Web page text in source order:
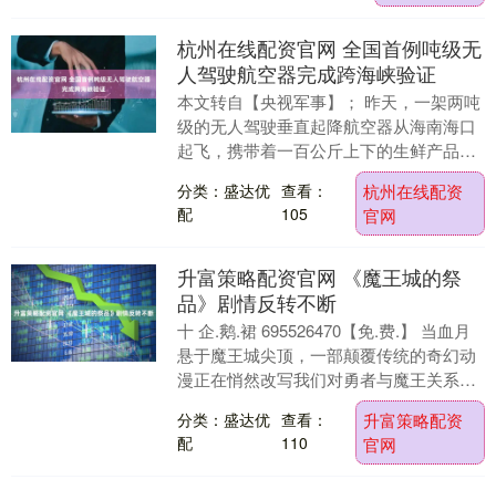
杭州在线配资官网 全国首例吨级无
人驾驶航空器完成跨海峡验证
本文转自【央视军事】； 昨天，一架两吨
级的无人驾驶垂直起降航空器从海南海口
起飞，携带着一百公斤上下的生鲜产品，
以平均每小时180公里左右的巡航时速飞
越琼州海峡，....
分类：盛达优
配
查看：
105
杭州在线配资
官网
升富策略配资官网 《魔王城的祭
品》剧情反转不断
十 企.鹅.裙 695526470【免.费.】 当血月
悬于魔王城尖顶，一部颠覆传统的奇幻动
漫正在悄然改写我们对勇者与魔王关系的
所有认知。《魔王城的祭品》以其精巧....
分类：盛达优
配
查看：
110
升富策略配资
官网